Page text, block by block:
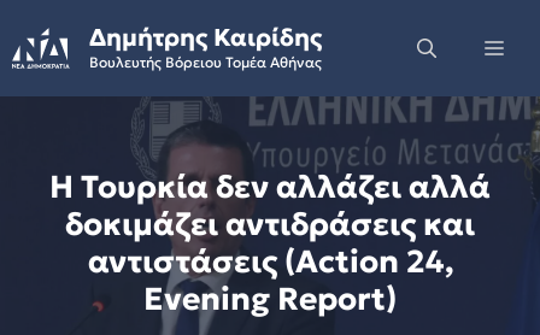
to
content
Δημήτρης Καιρίδης
Βουλευτής Βόρειου Τομέα Αθήνας
Η Τουρκία δεν αλλάζει αλλά
δοκιμάζει αντιδράσεις και
αντιστάσεις (Action 24,
Evening Report)